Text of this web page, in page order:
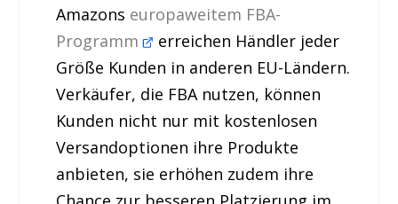
Amazons europaweitem FBA-
Programm
erreichen Händler jeder
Größe Kunden in anderen EU-Ländern.
Verkäufer, die FBA nutzen, können
Kunden nicht nur mit kostenlosen
Versandoptionen ihre Produkte
anbieten, sie erhöhen zudem ihre